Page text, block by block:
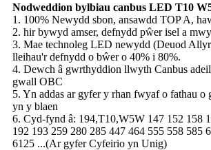
Nodweddion bylbiau canbus LED T10
1. 100% Newydd sbon, ansawdd TOP A,
2. hir bywyd amser, defnydd pŵer isel a
3. Mae technoleg LED newydd (Deuod
lleihau'r defnydd o bŵer o 40% i 80%.
4. Dewch â gwrthyddion llwyth Canbus
gwall OBC
5. Yn addas ar gyfer y rhan fwyaf o fathau o
yn y blaen
6. Cyd-fynd â: 194,T10,W5W 147 152 158
192 193 259 280 285 447 464 555 558 585
6125 ...(Ar gyfer Cyfeirio yn Unig)